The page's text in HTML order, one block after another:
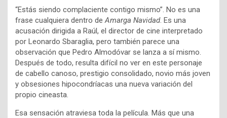
“Estás siendo complaciente contigo mismo”. No es una
frase cualquiera dentro deAmarga Navidad. Es una
acusación dirigida a Raúl, el director de cine interpretado
por Leonardo Sbaraglia, pero también parece una
observación que Pedro Almodóvar se lanza a sí mismo.
Después de todo, resulta difícil no ver en este personaje
de cabello canoso, prestigio consolidado, novio más joven
y obsesiones hipocondríacas una nueva variación del
propio cineasta.
Esa sensación atraviesa toda la película. Más que una